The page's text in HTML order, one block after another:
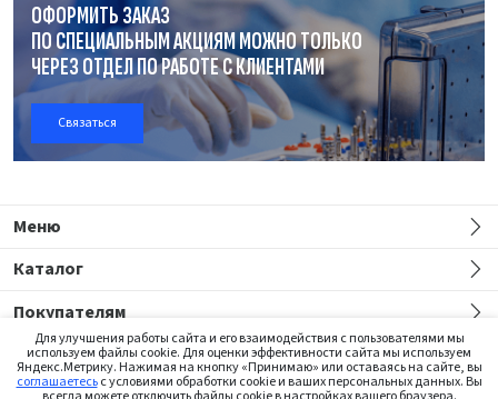
ОФОРМИТЬ ЗАКАЗ
ПО СПЕЦИАЛЬНЫМ АКЦИЯМ МОЖНО ТОЛЬКО
ЧЕРЕЗ ОТДЕЛПО РАБОТЕС КЛИЕНТАМИ
Связаться
Меню
Каталог
Покупателям
Для улучшения работы сайта и его взаимодействия с пользователями мы
используем файлы cookie. Для оценки эффективности сайта мы используем
Яндекс.Метрику. Нажимая на кнопку «Принимаю» или оставаясь на сайте, вы
соглашаетесьс условиями обработки cookie и ваших персональных данных. Вы